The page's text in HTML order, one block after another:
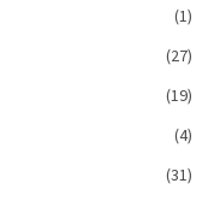
(1)
(27)
(19)
(4)
(31)